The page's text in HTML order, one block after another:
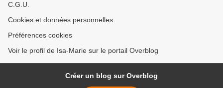
C.G.U.
Cookies et données personnelles
Préférences cookies
Voir le profil de Isa-Marie sur le portail Overblog
Créer un blog sur Overblog